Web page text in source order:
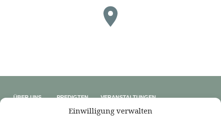
Einwilligung verwalten
ÜBER UNS
PREDIGTEN
Predigtreihen
VERANSTALTUNGEN
Sommerfreizeit